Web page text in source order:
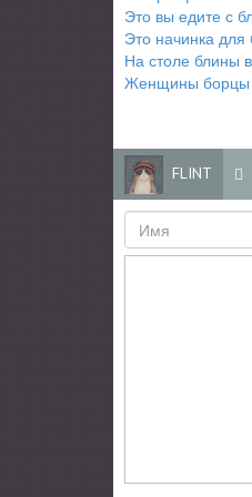
Это вы едите с
Это начинка для
На столе блины
Женщины борцы
FLINT